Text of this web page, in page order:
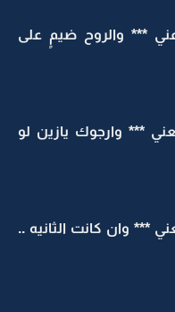
*** والروح ضيمٍ على
وارجوك يازين لو
وان كانت الثانيه ..